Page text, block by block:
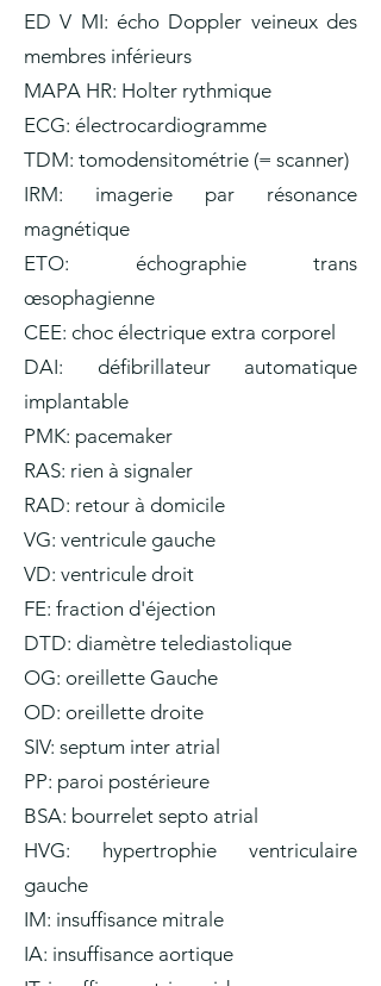
ED V MI: écho Doppler veineux des
membres inférieurs
MAPA HR: Holter rythmique
ECG: électrocardiogramme
TDM: tomodensitométrie (= scanner)
IRM: imagerie par résonance
magnétique
ETO: échographie trans
œsophagienne
CEE: choc électrique extra corporel
DAI: défibrillateur automatique
implantable
PMK: pacemaker
RAS: rien à signaler
RAD: retour à domicile
VG: ventricule gauche
VD: ventricule droit
FE: fraction d'éjection
DTD: diamètre telediastolique
OG: oreillette Gauche
OD: oreillette droite
SIV: septum inter atrial
PP: paroi postérieure
BSA: bourrelet septo atrial
HVG: hypertrophie ventriculaire
gauche
IM: insuffisance mitrale
IA: insuffisance aortique